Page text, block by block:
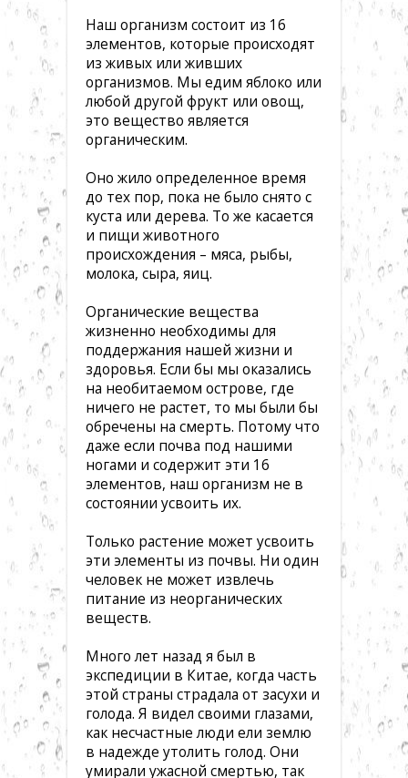
Наш организм состоит из 16
элементов, которые происходят
из живых или живших
организмов. Мы едим яблоко или
любой другой фрукт или овощ,
это вещество является
органическим.
Оно жило определенное время
до тех пор, пока не было снято с
куста или дерева. То же касается
и пищи животного
происхождения – мяса, рыбы,
молока, сыра, яиц.
Органические вещества
жизненно необходимы для
поддержания нашей жизни и
здоровья. Если бы мы оказались
на необитаемом острове, где
ничего не растет, то мы были бы
обречены на смерть. Потому что
даже если почва под нашими
ногами и содержит эти 16
элементов, наш организм не в
состоянии усвоить их.
Только растение может усвоить
эти элементы из почвы. Ни один
человек не может извлечь
питание из неорганических
веществ.
Много лет назад я был в
экспедиции в Китае, когда часть
этой страны страдала от засухи и
голода. Я видел своими глазами,
как несчастные люди ели землю
в надежде утолить голод. Они
умирали ужасной смертью, так